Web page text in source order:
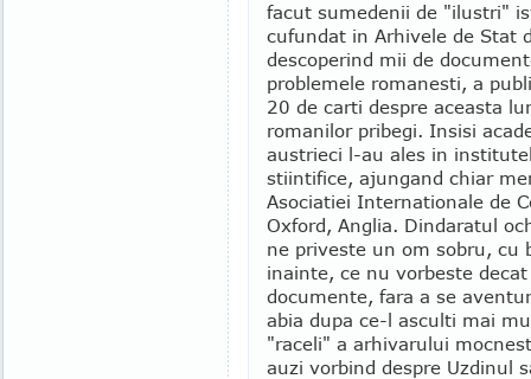
facut sumedenii de "ilustri"
cufundat in Arhivele de Stat
descoperind mii de
problemele romanesti, a
20 de carti despre aceasta
romanilor pribegi. Insisi
austrieci l-au ales in
stiintifice, ajungand chiar
Asociatiei Internationale de
Oxford, Anglia. Dindaratul
ne priveste un om sobru, cu
inainte, ce nu vorbeste
documente, fara a se
abia dupa ce-l asculti mai
"raceli" a arhivarului
auzi vorbind despre Uzdinul